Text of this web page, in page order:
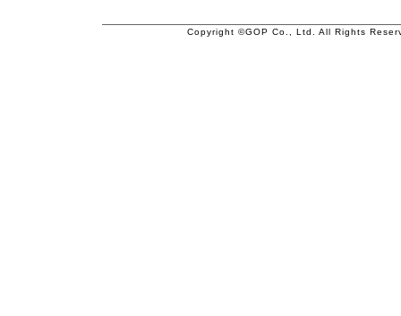
Copyright ©GOP Co., Ltd. All Rights